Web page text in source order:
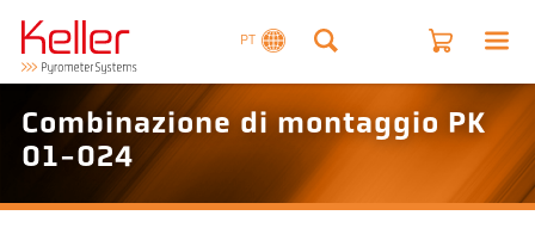
PT
Combinazione di montaggio PK
01-024